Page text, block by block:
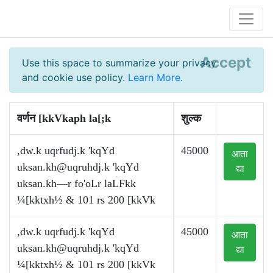
Use this space to summarize your privacy
and cookie use policy. Learn More.
Accept
वर्णन [kkVkaph la[;k शुल्क
,dw.k uqrfudj.k 'kqYd
uksan.kh@uqruhdj.k 'kqYd
uksan.kh—r fo'oLr laLFkk
¼[kktxh½ & 101 rs 200 [kkVk
45000
आता
द्या
,dw.k uqrfudj.k 'kqYd
uksan.kh@uqruhdj.k 'kqYd
¼[kktxh½ & 101 rs 200 [kkVk
45000
आता
द्या